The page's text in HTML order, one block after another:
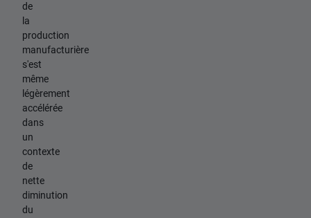
de
la
production
manufacturière
s'est
même
légèrement
accélérée
dans
un
contexte
de
nette
diminution
du